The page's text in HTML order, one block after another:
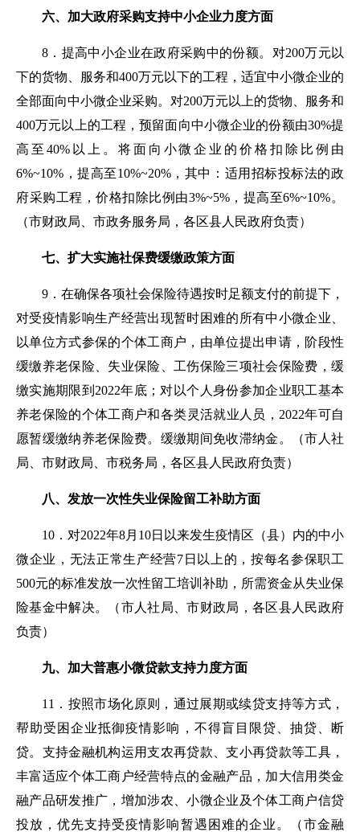
六、加大政府采购支持中小企业力度方面
8 ． 提高中小企业在政府采购中的份额。对200万元以
下的货物、服务和400万元以下的工程，适宜中小微企业的
全部面向中小微企业采购。对200万元以上的货物、服务和
400万元以上的工程，预留面向中小微企业的份额由30%提
高至40%以上。将面向小微企业的价格扣除比例由
6%~10%，提高至10%~20%，其中：适用招标投标法的政
府采购工程，价格扣除比例由3%~5%，提高至6%~10%。
（市财政局 、市政务服务局，各区县人民政府负责）
七、扩大实施社保费缓缴政策方面
9． 在确保各项社会保险待遇按时足额支付的前提下，
对受疫情影响生产经营出现暂时困难的所有中小微企业、
以单位方式参保的个体工商户，由单位提出申请，阶段性
缓缴养老保险、失业保险、工伤保险三项社会保险费，缓
缴实施期限到2022年底；对以个人身份参加企业职工基本
养老保险的个体工商户和各类灵活就业人员，2022年可自
愿暂缓缴纳养老保险费。缓缴期间免收滞纳金。
（市人社
局、市财政局、市税务局 ，各区县人民政府负责）
八、发放一次性失业保险留工补助方面
10． 对2022年8月10日以来发生疫情区（县）内的中小
微企业，无法正常生产经营7日以上的，按每名参保职工
500元的标准发放一次性留工培训补助，所需资金从失业保
险基金中解决。
（市人社局、市财政局 ，各区县人民政府
负责）
九、加大普惠小微贷款支持力度方面
1 1 ． 按照市场化原则，通过展期或续贷支持等方式，
帮助受困企业抵御疫情影响，不得盲目限贷、抽贷、断
贷。 支持金融机构运用支农再贷款、支小再贷款等工具，
丰富适应个体工商户经营特点的金融产品，加大信用类金
融产品研发推广，增加涉农、小微企业及个体工商户信贷
投放，优先支持受疫情影响暂遇困难的企业。（市金融